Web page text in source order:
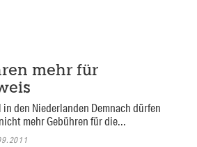
mehr für
in den Niederlanden Demnach dürfen
mehr Gebühren für die...